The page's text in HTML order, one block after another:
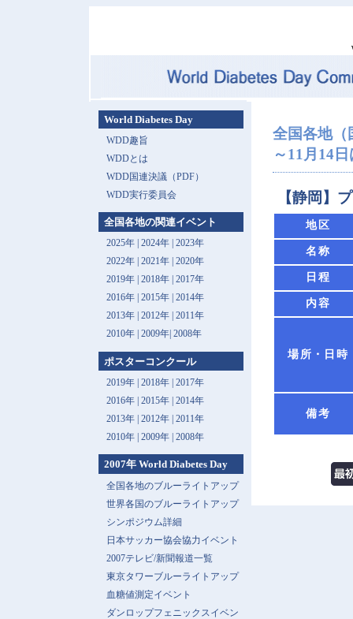
全国各地（
～11月14
【静岡】
地区
名称
日程
内容
場所・日時
備考
World Diabetes Day
WDD趣旨
WDDとは
WDD国連決議（PDF）
WDD実行委員会
全国各地の関連イベント
2025年| 2024年| 2023年
2022年| 2021年| 2020年
2019年| 2018年| 2017年
2016年| 2015年| 2014年
2013年 | 2012年| 2011年
2010年| 2009年| 2008年
ポスターコンクール
2019年 | 2018年 | 2017年
2016年 | 2015年 | 2014年
2013年 | 2012年 | 2011年
2010年 | 2009年 | 2008年
2007年 World Diabetes Day
全国各地のブルーライトアップ
世界各国のブルーライトアップ
シンポジウム詳細
日本サッカー協会協力イベント
2007テレビ/新聞報道一覧
東京タワーブルーライトアップ
血糖値測定イベント
ダンロップフェニックスイベン